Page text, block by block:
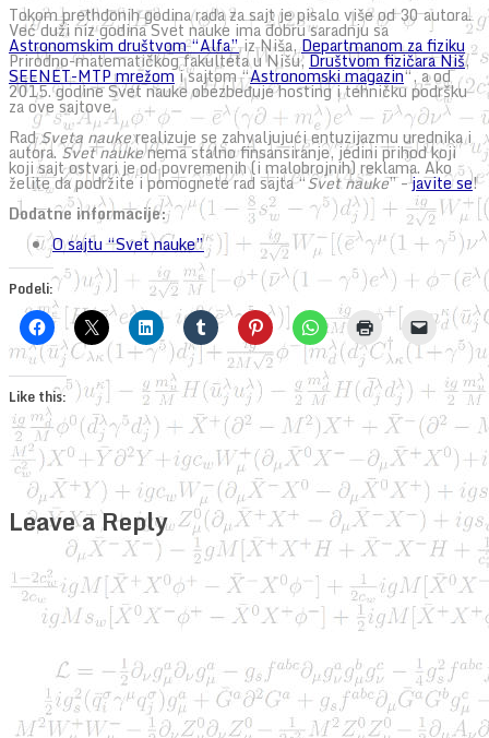
Tokom prethdonih godina rada za sajt je pisalo više od 30 autora.
Već duži niz godina Svet nauke ima dobru saradnju sa
Astronomskim društvom “Alfa”iz Niša,Departmanom za fiziku
Prirodno-matematičkog fakulteta u Nišu,Društvom fizičara Niš,
SEENET-MTP mrežomi sajtom “Astronomski magazin“, a od
2015. godine Svet nauke obezbeđuje hosting i tehničku podršku
za ove sajtove.
RadSveta naukerealizuje se zahvaljujući entuzijazmu urednika i
autora.Svet naukenema stalno finsansiranje, jedini prihod koji
koji sajt ostvari je od povremenih (i malobrojnih) reklama. Ako
želite da podržite i pomognete rad sajta “Svet nauke” –javite se!
Dodatne informacije:
O sajtu “Svet nauke”
Podeli:
Like this:
Leave a Reply